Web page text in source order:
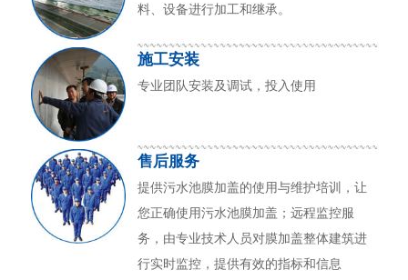
料、设备进行加工和继承。
施工安装
专业团队安装及调试，投入使用
售后服务
提供污水池膜加盖的使用与维护培训，让
您正确使用污水池膜加盖；远程监控服
务，由专业技术人员对膜加盖整体建筑进
行实时监控，提供有效的指标和信息